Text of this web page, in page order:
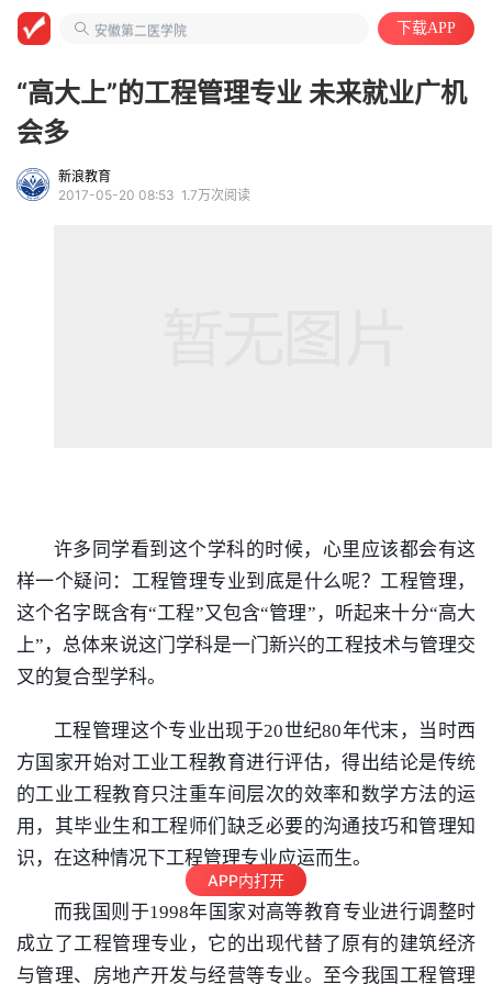
安徽第二医学院 下载APP
“高大上”的工程管理专业 未来就业广机
会多
新浪教育
2017-05-20 08:53 1.7万次阅读
许多同学看到这个学科的时候，心里应该都会有这
样一个疑问： 工程管理专业到底是什么呢？ 工程管理 ，
这个名字既含有“工程”又包含“管理”，听起来十分“高大
上”，总体来说这门学科是一门新兴的工程技术与管理交
叉的复合型学科。
工程管理这个专业出现于20世纪80年代末，当时西
方国家开始对工业工程教育进行评估，得出结论是传统
的工业工程教育只注重车间层次的效率和数学方法的运
用，其毕业生和工程师们缺乏必要的沟通技巧和管理知
识，在这种情况下工程管理专业应运而生。
而我国则于1998年国家对高等教育专业进行调整时
成立了工程管理专业，它的出现代替了原有的建筑经济
与管理、 房地产开发与经营等专业。至今我国 工程管理
APP内打开